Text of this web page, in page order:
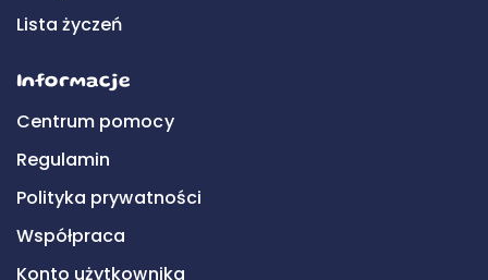
Lista życzeń
Informacje
Centrum pomocy
Regulamin
Polityka prywatności
Współpraca
Konto użytkownika